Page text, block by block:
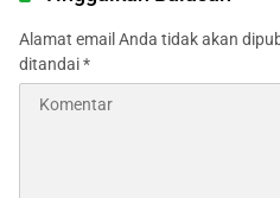
Alamat email Anda tidak akan
ditandai*